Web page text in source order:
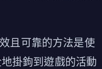
且可靠的方法是使
掛鉤到遊戲的活動